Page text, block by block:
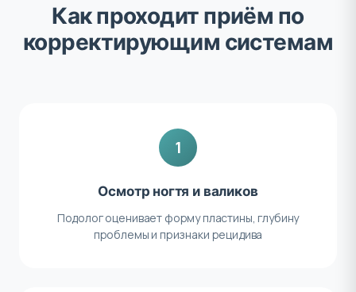
Как проходит приём по
корректирующим системам
1
Осмотр ногтя и валиков
Подолог оценивает форму пластины, глубину
проблемы и признаки рецидива